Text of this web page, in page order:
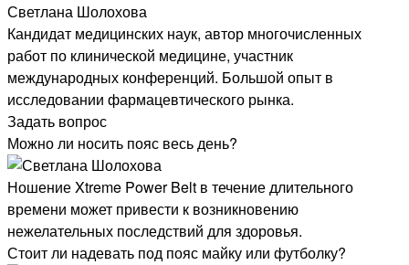
Светлана Шолохова
Кандидат медицинских наук, автор многочисленных
работ по клинической медицине, участник
международных конференций. Большой опыт в
исследовании фармацевтического рынка.
Задать вопрос
Можно ли носить пояс весь день?
Ношение Xtreme Power Belt в течение длительного
времени может привести к возникновению
нежелательных последствий для здоровья.
Стоит ли надевать под пояс майку или футболку?